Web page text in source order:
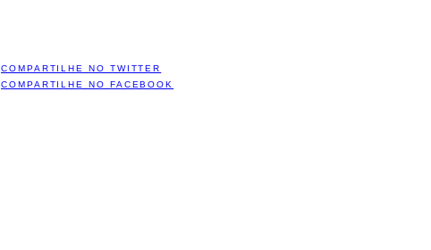
COMPARTILHE NO TWITTER
COMPARTILHE NO FACEBOOK